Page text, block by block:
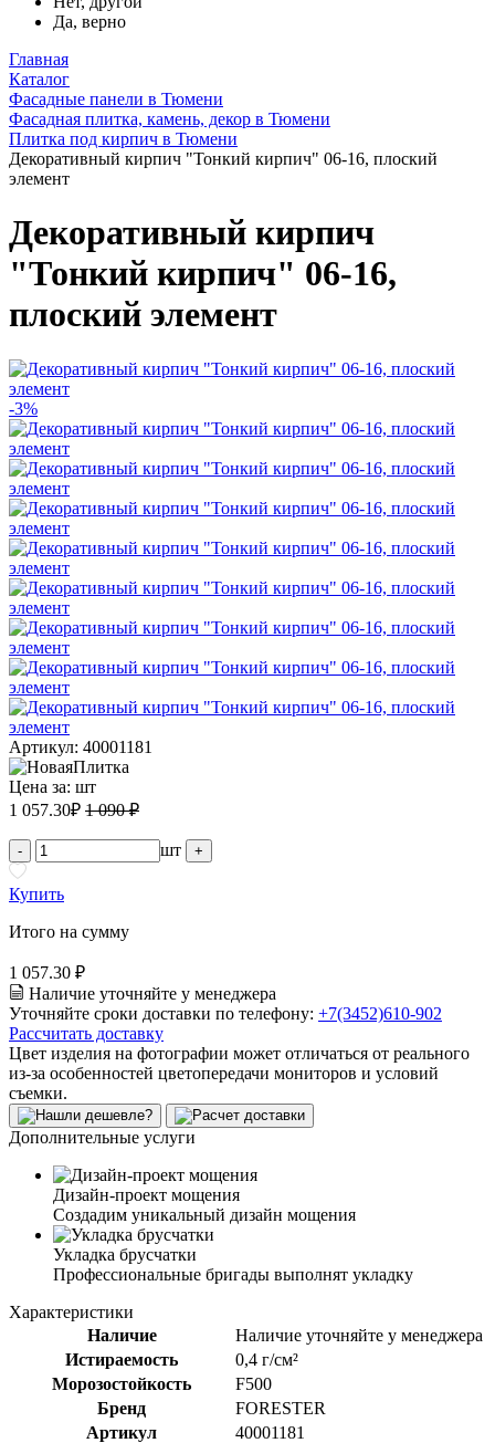
Да, верно
Главная
Каталог
Фасадные панели в Тюмени
Фасадная плитка, камень, декор в Тюмени
Плитка под кирпич в Тюмени
Декоративный кирпич "Тонкий кирпич" 06-16, плоский
элемент
Декоративный кирпич
"Тонкий кирпич" 06-16,
плоский элемент
-3%
Артикул: 40001181
Цена за: шт
1 057.30₽ 1 090 ₽
- шт +
Купить
Итого на сумму
1 057.30 ₽
Наличие уточняйте у менеджера
Уточняйте сроки доставки по телефону: +7(3452)610-902
Рассчитать доставку
Цвет изделия на фотографии может отличаться от реального
из-за особенностей цветопередачи мониторов и условий
съемки.
Дополнительные услуги
Дизайн-проект мощения
Создадим уникальный дизайн мощения
Укладка брусчатки
Профессиональные бригады выполнят укладку
Характеристики
Наличие
Наличие уточняйте у менеджера
Истираемость
0,4 г/см²
Морозостойкость
F500
Бренд
FORESTER
Артикул
40001181